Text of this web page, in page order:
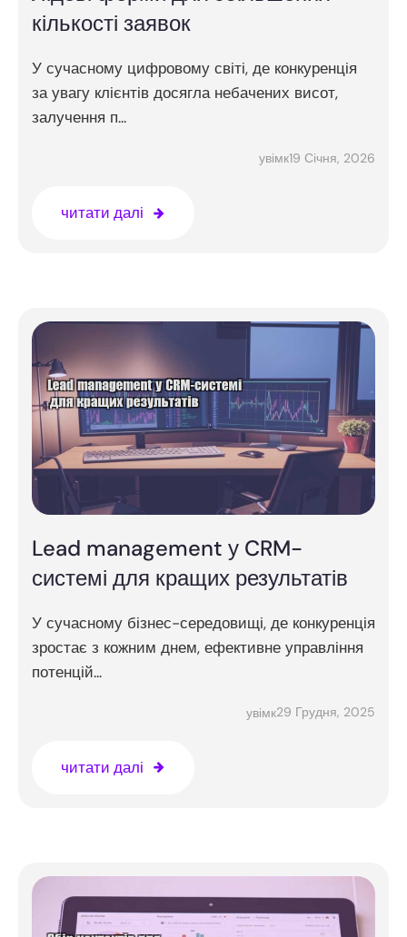
кількості заявок
У сучасному цифровому світі, де конкуренція
за увагу клієнтів досягла небачених висот,
залучення п...
увімк19 Січня, 2026
читати далі
Lead management у CRM-
системі для кращих результатів
У сучасному бізнес-середовищі, де конкуренція
зростає з кожним днем, ефективне управління
потенцій...
увімк29 Грудня, 2025
читати далі